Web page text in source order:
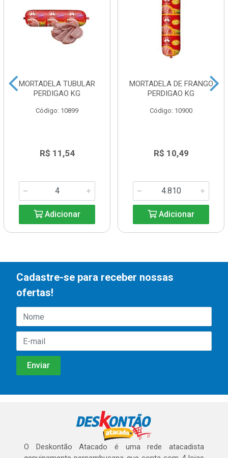
MORTADELA TUBULAR
PERDIGAO KG
Código: 10899
R$ 11,54
Adicionar
MORTADELA DE FRANGO
PERDIGAO KG
Código: 10900
R$ 10,49
Adicionar
Cadastre-se para receber nossas
ofertas!
O Deskontão Atacado é uma rede atacadista